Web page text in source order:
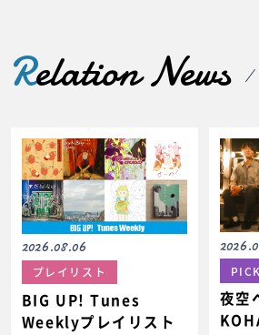
Relation News
2026.08.06
プレイリスト
BIG UP! Tunes
Weeklyプレイリスト
夜空